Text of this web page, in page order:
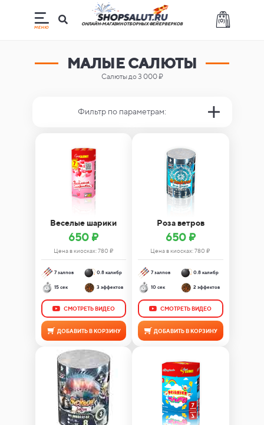
(0)
ОНЛАЙН-МАГАЗИН ОТБОРНЫХ ФЕЙЕРВЕРКОВ
МАЛЫЕ САЛЮТЫ
Салюты до 3 000 ₽
Фильтр по параметрам:
Веселые шарики
650 ₽
Цена в киосках:780 ₽
7 залпов
15 сек
0.8 калибр
3 эффектов
СМОТРЕТЬ ВИДЕО
ДОБАВИТЬ В КОРЗИНУ
Роза ветров
650 ₽
Цена в киосках:780 ₽
7 залпов
10 сек
0.8 калибр
2 эффектов
СМОТРЕТЬ ВИДЕО
ДОБАВИТЬ В КОРЗИНУ